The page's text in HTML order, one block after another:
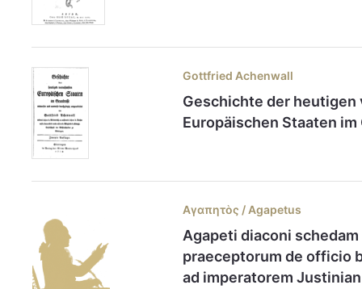
Gottfried Achenwall
Geschichte der heutigen
Europäischen Staaten
Αγαπητὸς / Agapetus
Agapeti diaconi
praeceptorum de officio
ad imperatorem